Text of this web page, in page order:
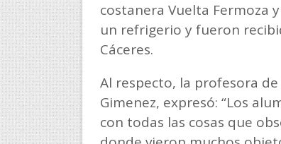
costanera Vuelta Fermoza
un refrigerio y fueron
Cáceres.
Al respecto, la profesora
Gimenez, expresó: “Los
con todas las cosas que